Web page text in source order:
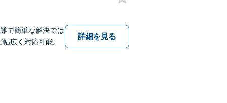
で簡単な解決では
広く対応可能。
詳細を見る